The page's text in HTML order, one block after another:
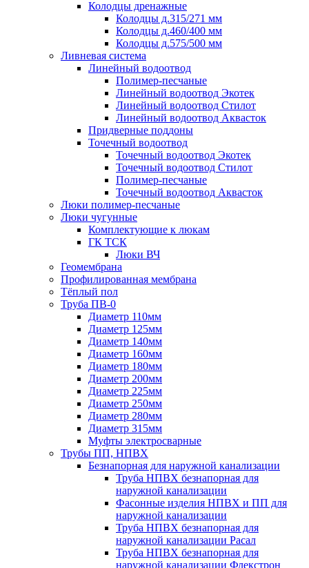
Колодцы дренажные
Колодцы д.315/271 мм
Колодцы д.460/400 мм
Колодцы д.575/500 мм
Ливневая система
Линейный водоотвод
Полимер-песчаные
Линейный водоотвод Экотек
Линейный водоотвод Стилот
Линейный водоотвод Аквасток
Придверные поддоны
Точечный водоотвод
Точечный водоотвод Экотек
Точечный водоотвод Стилот
Полимер-песчаные
Точечный водоотвод Аквасток
Люки полимер-песчаные
Люки чугунные
Комплектующие к люкам
ГК ТСК
Люки ВЧ
Геомембрана
Профилированная мембрана
Тёплый пол
Труба ПВ-0
Диаметр 110мм
Диаметр 125мм
Диаметр 140мм
Диаметр 160мм
Диаметр 180мм
Диаметр 200мм
Диаметр 225мм
Диаметр 250мм
Диаметр 280мм
Диаметр 315мм
Муфты электросварные
Трубы ПП, НПВХ
Безнапорная для наружной канализации
Труба НПВХ безнапорная для
наружной канализации
Фасонные изделия НПВХ и ПП для
наружной канализации
Труба НПВХ безнапорная для
наружной канализации Расал
Труба НПВХ безнапорная для
наружной канализации Флекстрон